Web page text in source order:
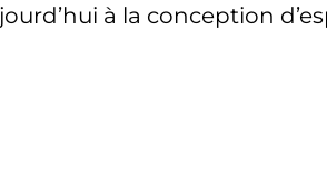
à la conception